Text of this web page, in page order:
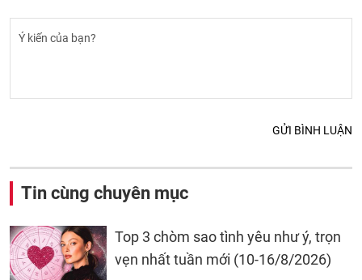
GỬI BÌNH LUẬN
Tin cùng chuyên mục
Top 3 chòm sao tình yêu như ý, trọn
vẹn nhất tuần mới (10-16/8/2026)